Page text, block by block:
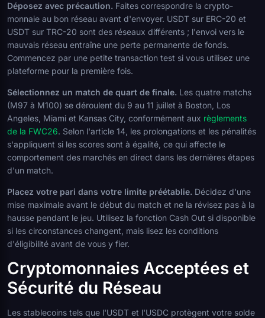
Déposez avec précaution. Faites correspondre la crypto-
monnaie au bon réseau avant d'envoyer. USDT sur ERC-20 et
USDT sur TRC-20 sont des réseaux différents ; l'envoi vers le
mauvais réseau entraîne une perte permanente de fonds.
Commencez par une petite transaction test si vous utilisez une
plateforme pour la première fois.
Sélectionnez un match de quart de finale. Les quatre matchs
(M97 à M100) se déroulent du 9 au 11 juillet à Boston, Los
Angeles, Miami et Kansas City, conformément aux règlements
de la FWC26. Selon l'article 14, les prolongations et les pénalités
s'appliquent si les scores sont à égalité, ce qui affecte le
comportement des marchés en direct dans les dernières étapes
d'un match.
Placez votre pari dans votre limite préétablie. Décidez d'une
mise maximale avant le début du match et ne la révisez pas à la
hausse pendant le jeu. Utilisez la fonction Cash Out si disponible
si les circonstances changent, mais lisez les conditions
d'éligibilité avant de vous y fier.
Cryptomonnaies Acceptées et
Sécurité du Réseau
Les stablecoins tels que l'USDT et l'USDC protègent votre solde